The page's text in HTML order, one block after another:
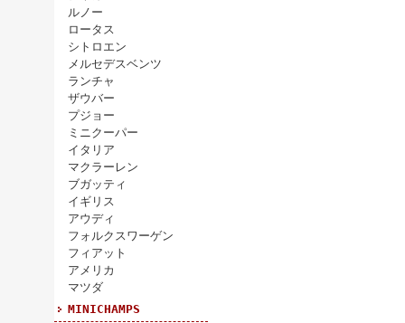
ルノー
ロータス
シトロエン
メルセデスベンツ
ランチャ
ザウバー
プジョー
ミニクーパー
イタリア
マクラーレン
ブガッティ
イギリス
アウディ
フォルクスワーゲン
フィアット
アメリカ
マツダ
MINICHAMPS